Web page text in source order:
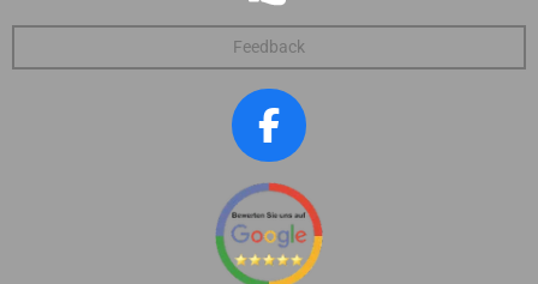
Feedback
F
a
c
e